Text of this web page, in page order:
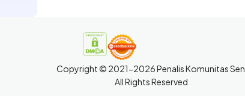
Copyright © 2021-2026 Penalis Komunitas
All Rights Reserved